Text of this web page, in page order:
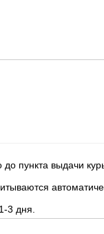
пункта выдачи
3 дня.